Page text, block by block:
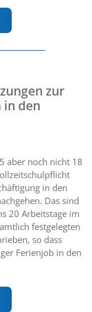
zur
in den
aber noch nicht 18
in den
Das sind
20 Arbeitstage im
festgelegten
so dass
Ferienjob in den